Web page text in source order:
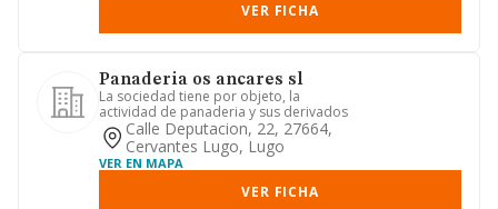
VER FICHA
Panaderia os ancares sl
La sociedad tiene por objeto, la
actividad de panaderia y sus derivados
Calle Deputacion, 22, 27664,
Cervantes Lugo, Lugo
VER EN MAPA
VER FICHA